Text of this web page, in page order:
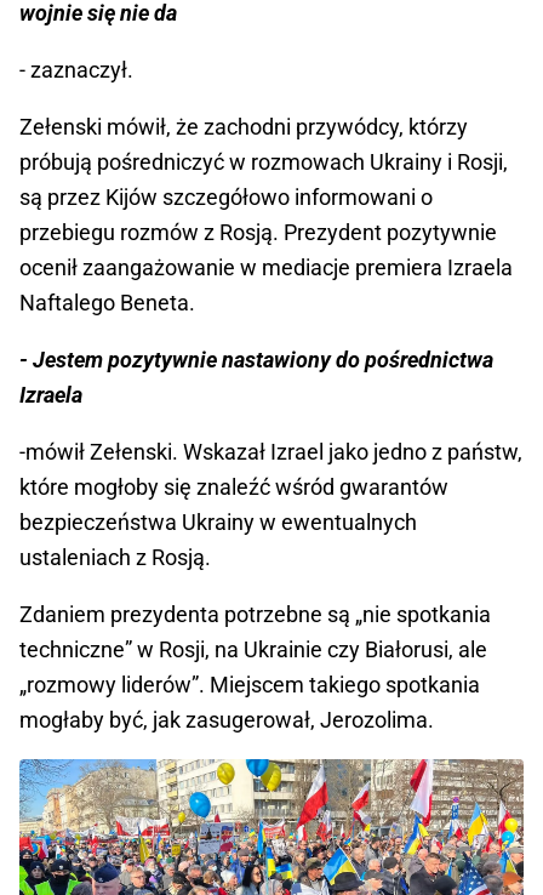
wojnie się nie da
- zaznaczył.
Zełenski mówił, że zachodni przywódcy, którzy
próbują pośredniczyć w rozmowach Ukrainy i Rosji,
są przez Kijów szczegółowo informowani o
przebiegu rozmów z Rosją. Prezydent pozytywnie
ocenił zaangażowanie w mediacje premiera Izraela
Naftalego Beneta.
- Jestem pozytywnie nastawiony do pośrednictwa
Izraela
-mówił Zełenski. Wskazał Izrael jako jedno z państw,
które mogłoby się znaleźć wśród gwarantów
bezpieczeństwa Ukrainy w ewentualnych
ustaleniach z Rosją.
Zdaniem prezydenta potrzebne są „nie spotkania
techniczne” w Rosji, na Ukrainie czy Białorusi, ale
„rozmowy liderów”. Miejscem takiego spotkania
mogłaby być, jak zasugerował, Jerozolima.